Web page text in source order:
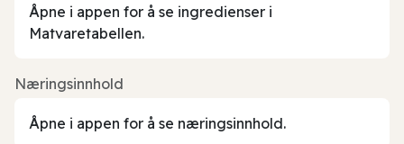
Åpne i appen for å se ingredienser i
Matvaretabellen.
Næringsinnhold
Åpne i appen for å se næringsinnhold.